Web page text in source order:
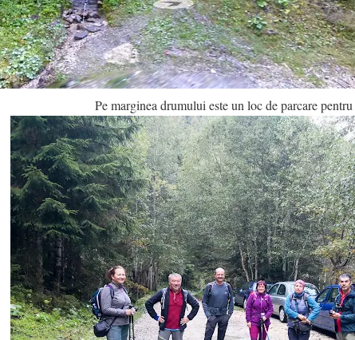
Pe marginea drumului este un loc de parcare